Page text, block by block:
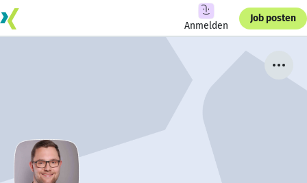
Anmelden
Job posten